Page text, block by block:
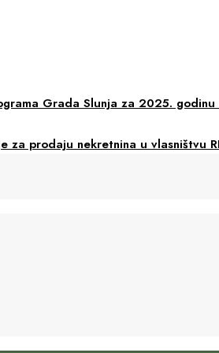
Grada Slunja za 2025. godinu
za prodaju nekretnina u vlasništvu